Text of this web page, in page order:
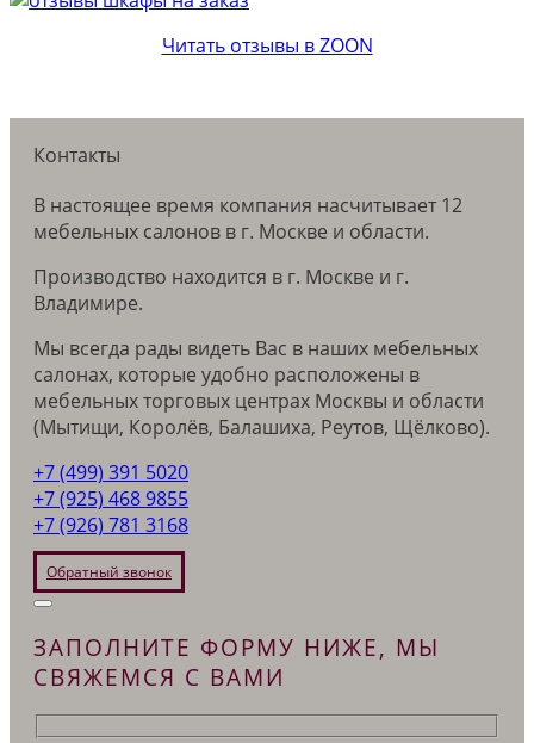
Читать отзывы в ZOON
Контакты
В настоящее время компания насчитывает 12
мебельных салонов в г. Москве и области.
Производство находится в г. Москве и г.
Владимире.
Мы всегда рады видеть Вас в наших мебельных
салонах, которые удобно расположены в
мебельных торговых центрах Москвы и области
(Мытищи, Королёв, Балашиха, Реутов, Щёлково).
+7 (499) 391 5020
+7 (925) 468 9855
+7 (926) 781 3168
Обратный звонок
ЗАПОЛНИТЕ ФОРМУ НИЖЕ, МЫ
СВЯЖЕМСЯ С ВАМИ